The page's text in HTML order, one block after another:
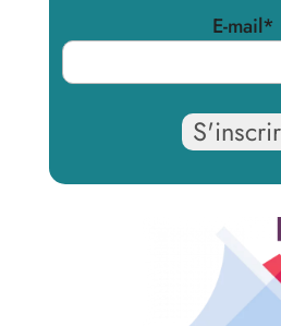
E-mail*